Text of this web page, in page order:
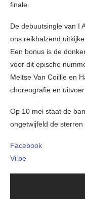
finale.
De debuutsingle van I
ons reikhalzend
Een bonus is de
voor dit epische
Meltse Van Coillie en
choreografie en
Op 10 mei staat de
ongetwijfeld de
Facebook
Vi.be